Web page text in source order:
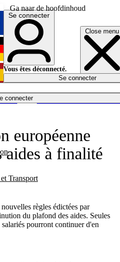
Ga naar de hoofdinhoud
Close menu
connecter
Transport
English
Deutsch
Español
Se connecter
Vous êtes déconnecté.
Se connecter
européenne
aides à finalité
règles édictées par
du plafond des aides. Seules
pourront continuer d'en